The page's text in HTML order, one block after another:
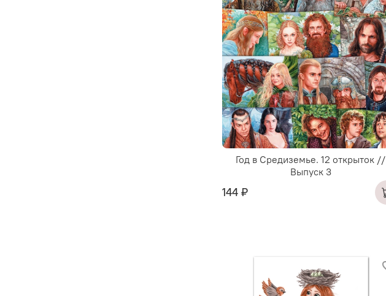
Год в Средиземье. 12 открыток //
Выпуск 3
144 ₽